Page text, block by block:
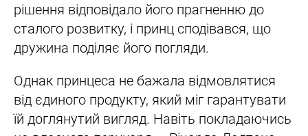
рішення відповідало його прагненню до
сталого розвитку, і принц сподівався, що
дружина поділяє його погляди.
Однак принцеса не бажала відмовлятися
від єдиного продукту, який міг гарантувати
їй доглянутий вигляд. Навіть покладаючись